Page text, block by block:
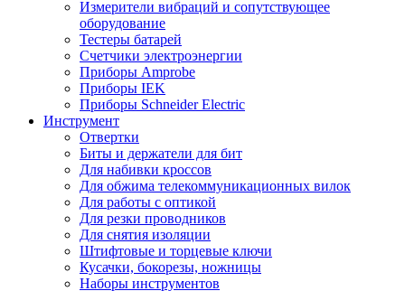
Измерители вибраций и сопутствующее
оборудование
Тестеры батарей
Счетчики электроэнергии
Приборы Amprobe
Приборы IEK
Приборы Schneider Electric
Инструмент
Отвертки
Биты и держатели для бит
Для набивки кроссов
Для обжима телекоммуникационных вилок
Для работы с оптикой
Для резки проводников
Для снятия изоляции
Штифтовые и торцевые ключи
Кусачки, бокорезы, ножницы
Наборы инструментов